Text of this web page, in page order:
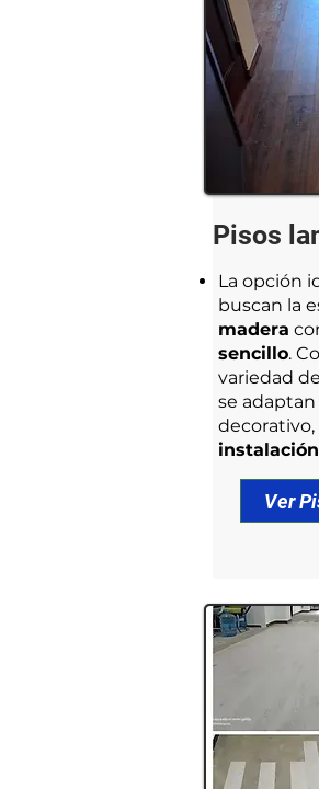
Pisos
La opción
buscan la
madera
sencillo.
variedad
se
decorativo,
Ver